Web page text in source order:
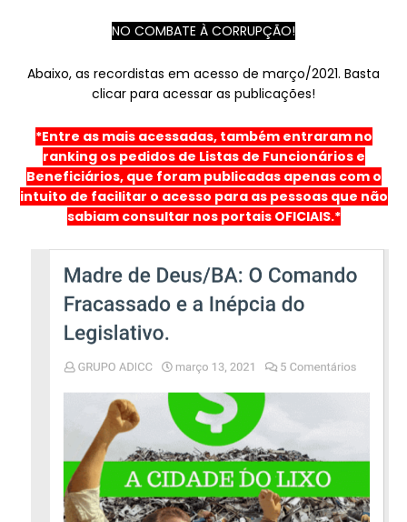
NO COMBATE À CORRUPÇÃO!
Abaixo, as recordistas em acesso de março/2021. Basta
clicar para acessar as publicações!
*Entre as mais acessadas, também entraram no
ranking os pedidos de Listas de Funcionários e
Beneficiários, que foram publicadas apenas com o
intuito de facilitar o acesso para as pessoas que não
sabiam consultar nos portais OFICIAIS.*